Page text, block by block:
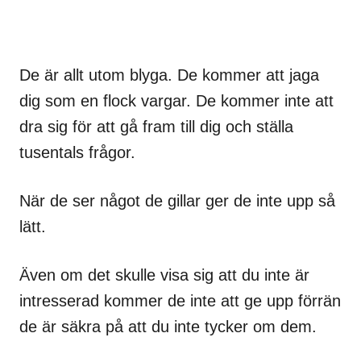
De är allt utom blyga. De kommer att jaga
dig som en flock vargar. De kommer inte att
dra sig för att gå fram till dig och ställa
tusentals frågor.
När de ser något de gillar ger de inte upp så
lätt.
Även om det skulle visa sig att du inte är
intresserad kommer de inte att ge upp förrän
de är säkra på att du inte tycker om dem.